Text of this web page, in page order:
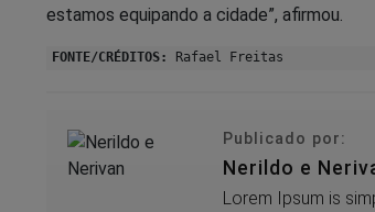
estamos equipando a cidade”, afirmou.
FONTE/CRÉDITOS: Rafael Freitas
Publicado por:
Nerildo e
Lorem Ipsum is